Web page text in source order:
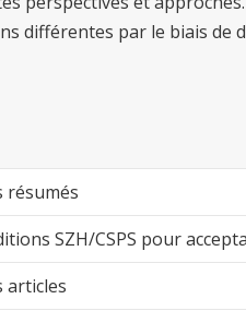
différentes par le biais de
résumés
SZH/CSPS pour
articles